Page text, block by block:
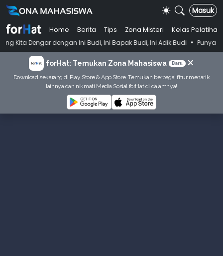
Masuk
Home Berita Tips Zona Misteri
Kelas Pelatihan
dengan Ini Budi, Ini Bapak Budi, Ini Adik Budi • Punya Tujuan
forHat: Temukan Zona Mahasiswa Baru ×
Download sekarang di Play Store & App Store. Temukan berbagai fitur menarik
lainnya dan nikmati Media Sosial forHat di dalamnya!